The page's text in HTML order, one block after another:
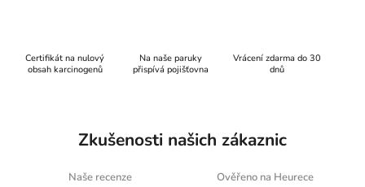
Certifikát na nulový
obsah karcinogenů
Na naše paruky
přispívá pojišťovna
Vrácení zdarma do 30
dnů
Zkušenosti našich zákaznic
Naše recenze Ověřeno na Heurece